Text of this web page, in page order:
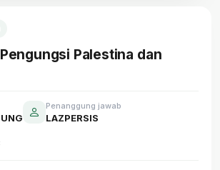
Palestina dan
Penanggung jawab
LAZPERSIS